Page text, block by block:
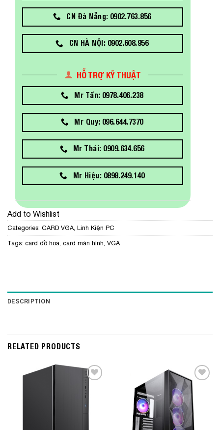
CN Đà Nẵng: 0902.763.856
CN HÀ NỘI: 0902.608.956
HỖ TRỢ KỸ THUẬT
Mr Tấn: 0978.406.238
Mr Quy: 096.644.7370
Mr Thái: 0909.634.656
Mr Hiệu: 0898.249.140
Add to Wishlist
Categories: CARD VGA Linh Kiện PC
Tags: card đồ họa card màn hình VGA
DESCRIPTION
RELATED PRODUCTS
Add to
Wishlist
Add to
Wishlist